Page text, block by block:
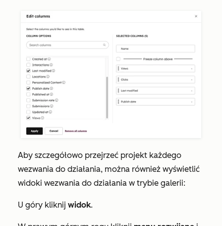
Aby szczegółowo przejrzeć projekt każdego
wezwania do działania, można również wyświetlić
widoki wezwania do działania w trybie galerii:
U góry kliknij widok.